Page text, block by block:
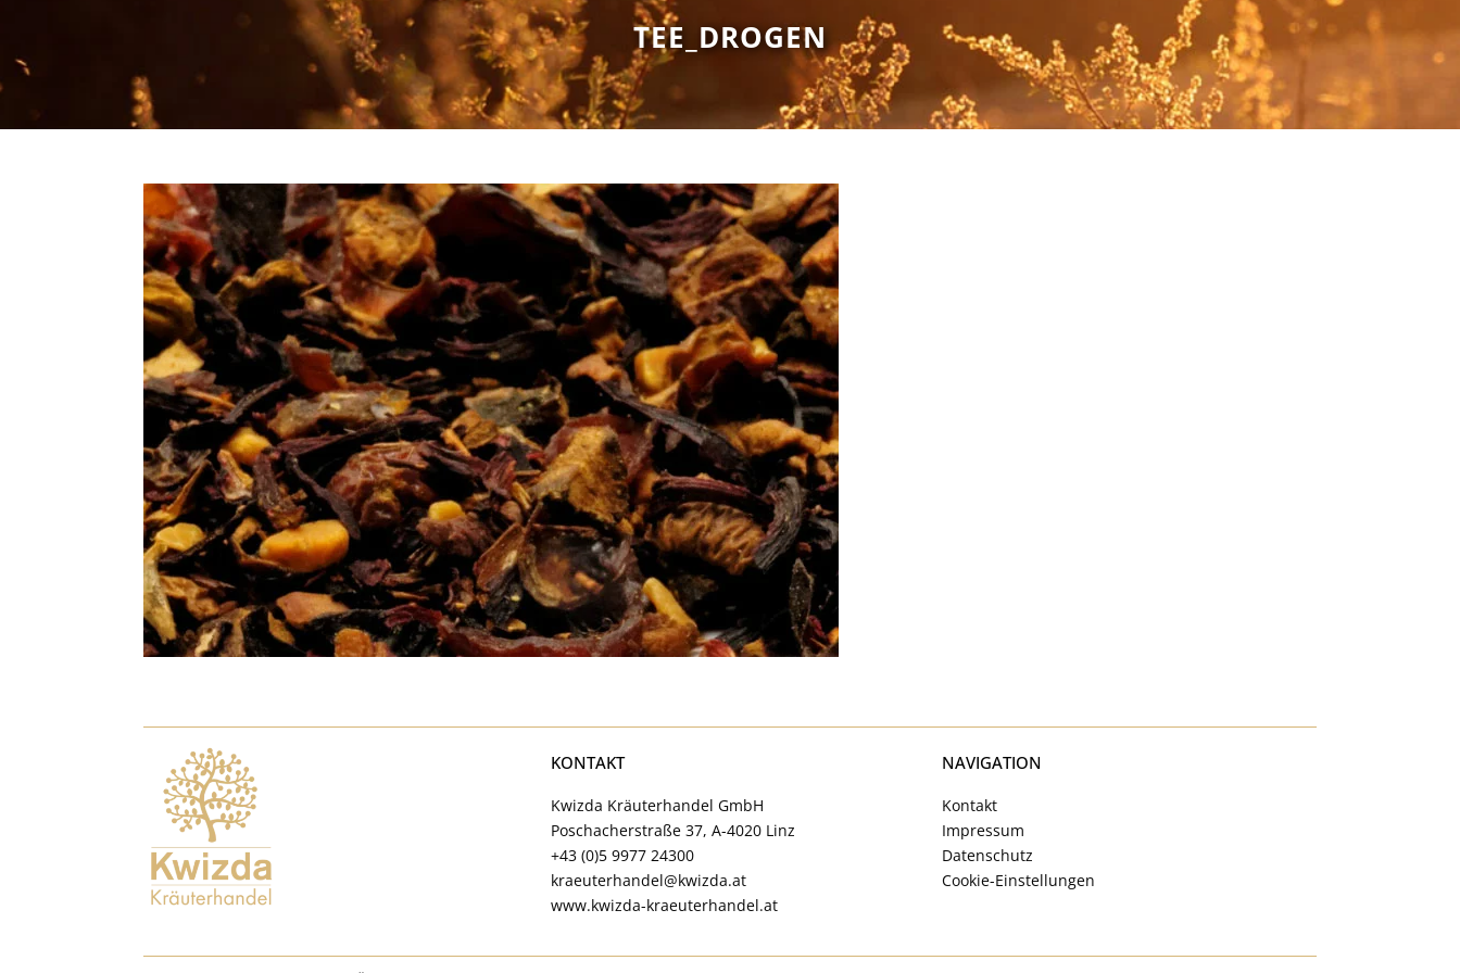
TEE_DROGEN
KONTAKT
Kwizda Kräuterhandel GmbH
Poschacherstraße 37, A-4020 Linz
+43 (0)5 9977 24300
kraeuterhandel@kwizda.at
www.kwizda-kraeuterhandel.at
NAVIGATION
Kontakt
Impressum
Datenschutz
Cookie-Einstellungen